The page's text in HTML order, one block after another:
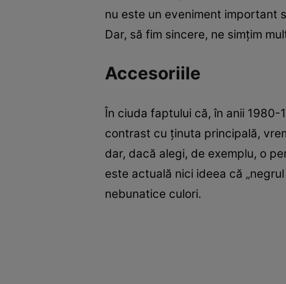
nu este un eveniment important
Dar, să fim sincere, ne simțim
Accesoriile
În ciuda faptului că, în anii 1980-
contrast cu ținuta principală,
dar, dacă alegi, de exemplu, o
este actuală nici ideea că
nebunatice culori.